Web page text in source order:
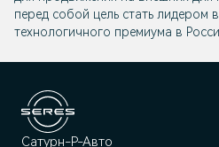
перед собой цель стать лидером
технологичного премиума в
Сатурн-Р-Авто